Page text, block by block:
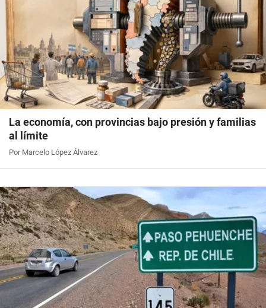
La economía, con provincias bajo presión y familias
al límite
Por Marcelo López Álvarez